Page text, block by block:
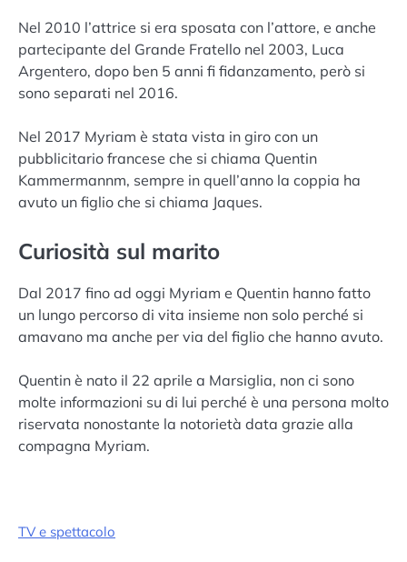
Nel 2010 l’attrice si era sposata con l’attore, e anche
partecipante del Grande Fratello nel 2003, Luca
Argentero, dopo ben 5 anni fi fidanzamento, però si
sono separati nel 2016.
Nel 2017 Myriam è stata vista in giro con un
pubblicitario francese che si chiama Quentin
Kammermannm, sempre in quell’anno la coppia ha
avuto un figlio che si chiama Jaques.
Curiosità sul marito
Dal 2017 fino ad oggi Myriam e Quentin hanno fatto
un lungo percorso di vita insieme non solo perché si
amavano ma anche per via del figlio che hanno avuto.
Quentin è nato il 22 aprile a Marsiglia, non ci sono
molte informazioni su di lui perché è una persona molto
riservata nonostante la notorietà data grazie alla
compagna Myriam.
TV e spettacolo